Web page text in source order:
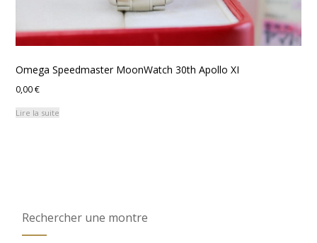
Omega Speedmaster MoonWatch 30th Apollo XI
0,00€
Lire la suite
Rechercher une montre